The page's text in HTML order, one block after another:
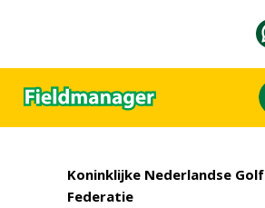
Koninklijke Nederlandse Golf
Federatie